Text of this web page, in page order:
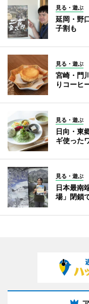
見る・遊ぶ
延岡・野
子割も
見る・遊ぶ
宮崎・門
りコーヒ
見る・遊ぶ
日向・東
ギ使った
見る・遊ぶ
日本最南
場」閉鎖